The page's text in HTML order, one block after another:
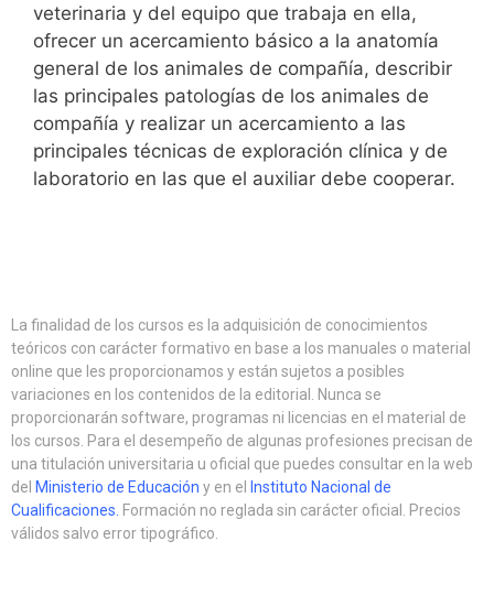
veterinaria y del equipo que trabaja en ella,
ofrecer un acercamiento básico a la anatomía
general de los animales de compañía, describir
las principales patologías de los animales de
compañía y realizar un acercamiento a las
principales técnicas de exploración clínica y de
laboratorio en las que el auxiliar debe cooperar.
La finalidad de los cursos es la adquisición de conocimientos
teóricos con carácter formativo en base a los manuales o material
online que les proporcionamos y están sujetos a posibles
variaciones en los contenidos de la editorial. Nunca se
proporcionarán software, programas ni licencias en el material de
los cursos. Para el desempeño de algunas profesiones precisan de
una titulación universitaria u oficial que puedes consultar en la web
del Ministerio de Educación y en el
Instituto Nacional de
Cualificaciones. Formación no reglada sin carácter oficial. Precios
válidos salvo error tipográfico.